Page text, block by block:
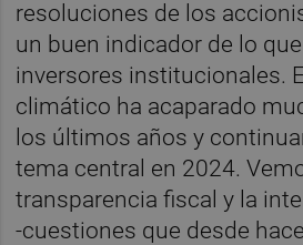
resoluciones de los
un buen indicador de lo
inversores institucionales.
climático ha acaparado
los últimos años y
tema central en 2024.
transparencia fiscal y la
-cuestiones que desde